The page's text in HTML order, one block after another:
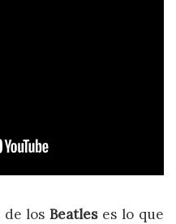
de losBeatleses lo que